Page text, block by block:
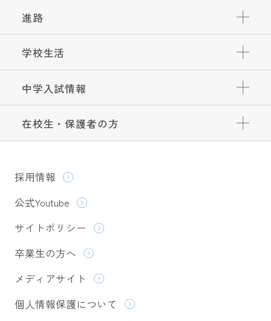
進路
学校生活
中学入試情報
在校生・保護者の方
採用情報
公式Youtube
サイトポリシー
卒業生の方へ
メディアサイト
個人情報保護について